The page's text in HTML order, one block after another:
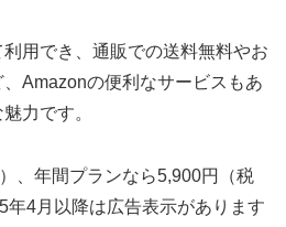
用でき、通販での送料無料やお
Amazonの便利なサービスもあ
力です。
、年間プランなら5,900円（税
年4月以降は広告表示があります